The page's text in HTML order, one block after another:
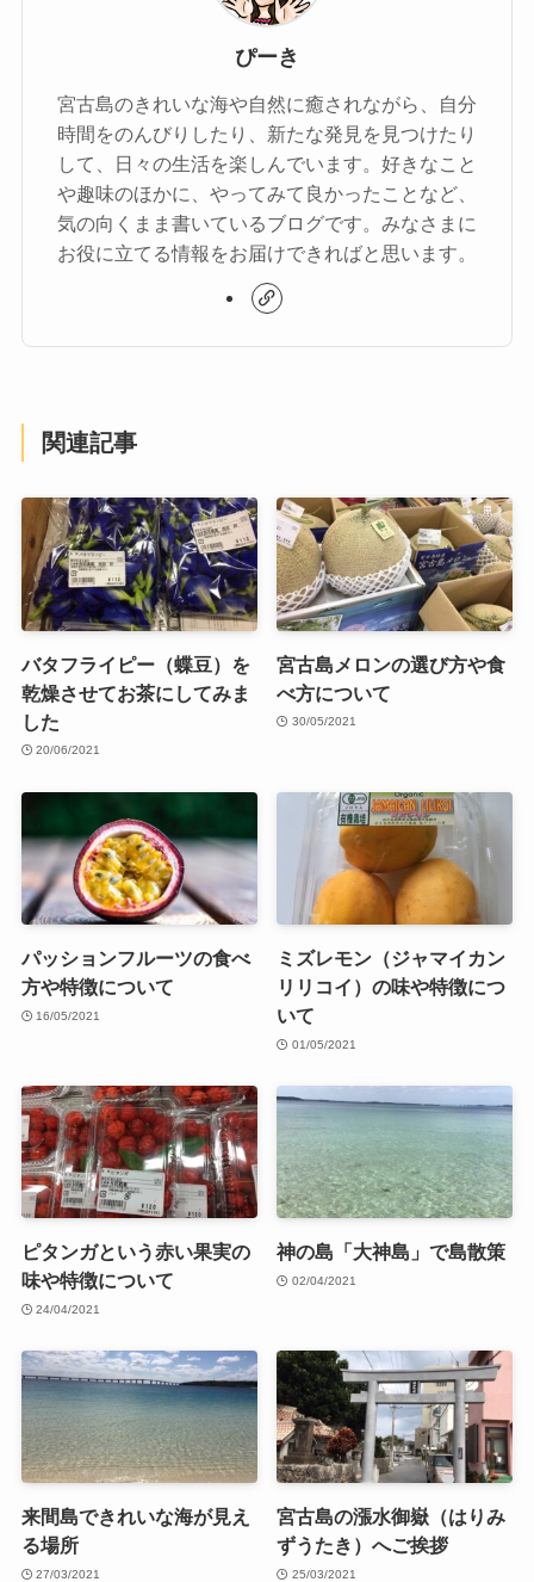
ぴーき
宮古島のきれいな海や自然に癒されながら、自分
時間をのんびりしたり、新たな発見を見つけたり
して、日々の生活を楽しんでいます。好きなこと
や趣味のほかに、やってみて良かったことなど、
気の向くまま書いているブログです。みなさまに
お役に立てる情報をお届けできればと思います。
関連記事
バタフライピー（蝶豆）を
乾燥させてお茶にしてみま
した
20/06/2021
宮古島メロンの選び方や食
べ方について
30/05/2021
パッションフルーツの食べ
方や特徴について
16/05/2021
ミズレモン（ジャマイカン
リリコイ）の味や特徴につ
いて
01/05/2021
ピタンガという赤い果実の
味や特徴について
24/04/2021
神の島「大神島」で島散策
02/04/2021
来間島できれいな海が見え
る場所
27/03/2021
宮古島の漲水御嶽（はりみ
ずうたき）へご挨拶
25/03/2021